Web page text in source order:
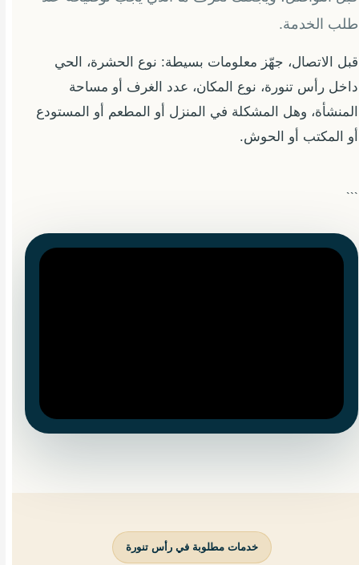
طلب الخدمة.
قبل الاتصال، جهّز معلومات بسيطة: نوع الحشرة، الحي
داخل رأس تنورة، نوع المكان، عدد الغرف أو مساحة
المنشأة، وهل المشكلة في المنزل أو المطعم أو المستودع
أو المكتب أو الحوش.
```
خدمات مطلوبة في رأس تنورة